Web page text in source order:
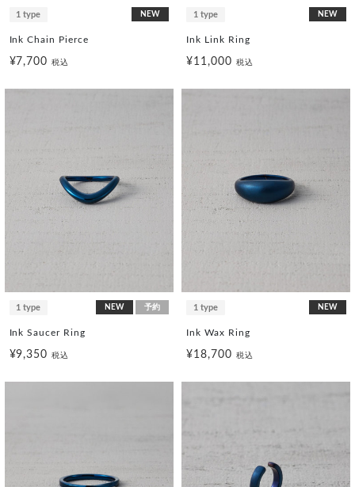
1 type NEW
Ink Chain Pierce
¥7,700税込
1 type NEW
Ink Link Ring
¥11,000 税込
1 type NEW 予約
Ink Saucer Ring
¥9,350税込
1 type NEW
Ink Wax Ring
¥18,700 税込